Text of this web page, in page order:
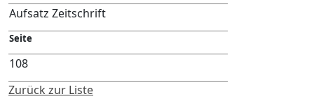
Aufsatz Zeitschrift
Seite
108
Zurück zur Liste